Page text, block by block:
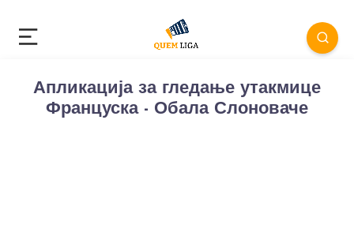
Апликација за гледање утакмице
Француска - Обала Слоноваче